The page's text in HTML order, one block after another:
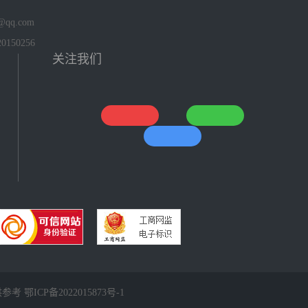
关注我们
考 鄂ICP备2022015873号-1